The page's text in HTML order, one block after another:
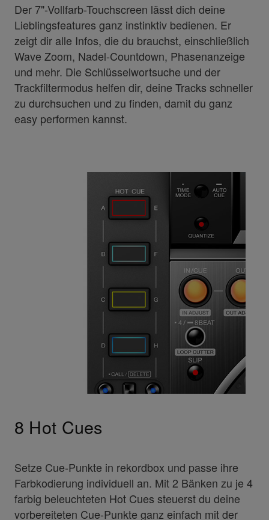
Der 7"-Vollfarb-Touchscreen lässt dich deine
Lieblingsfeatures ganz instinktiv bedienen. Er
zeigt dir alle Infos, die du brauchst, einschließlich
Wave Zoom, Nadel-Countdown, Phasenanzeige
und mehr. Die Schlüsselwortsuche und der
Trackfiltermodus helfen dir, deine Tracks schneller
zu durchsuchen und zu finden, damit du ganz
easy performen kannst.
8 Hot Cues
Setze Cue-Punkte in rekordbox und passe ihre
Farbkodierung individuell an. Mit 2 Bänken zu je 4
farbig beleuchteten Hot Cues steuerst du deine
vorbereiteten Cue-Punkte ganz einfach mit der